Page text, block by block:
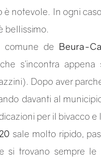
è notevole. In ogni
bellissimo.
comune de Beura-
s’incontra
Dopo aver
davanti al
per il bivacco e
sale molto ripido,
si trovano sempre